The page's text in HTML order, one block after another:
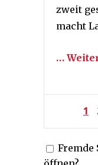
zweit
macht
…
der
1
Fremde